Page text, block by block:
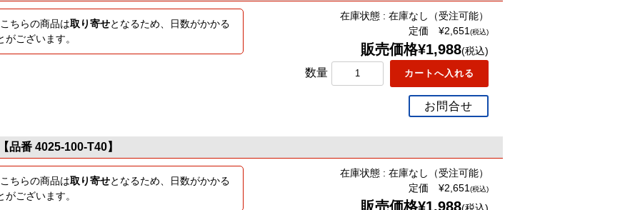
こちらの商品は取り寄せとなるため、日数がかかる
がございます。
在庫状態 : 在庫なし（受注可能）
定価 ¥2,651 (税込)
販売価格¥1,988(税込)
数量
お問合せ
品番 4025-100-T40】
こちらの商品は取り寄せとなるため、日数がかかる
がございます。
在庫状態 : 在庫なし（受注可能）
定価 ¥2,651 (税込)
販売価格¥1,988